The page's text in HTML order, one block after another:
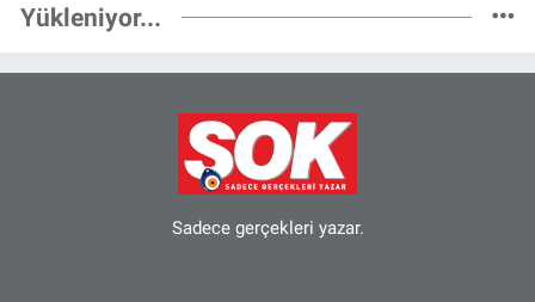
Yükleniyor...
Sadece gerçekleri yazar.